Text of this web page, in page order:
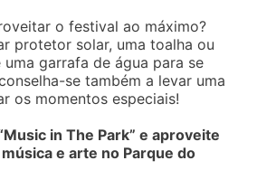
o festival ao máximo?
protetor solar, uma toalha ou
garrafa de água para se
se também a levar uma
os momentos especiais!
in The Park” e aproveite
e arte no Parque do